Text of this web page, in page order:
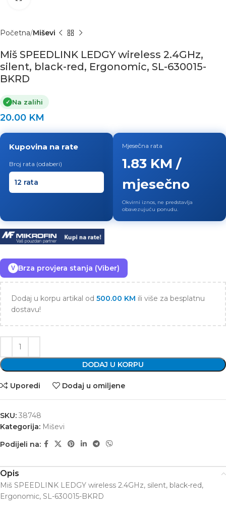
Početna Miševi
Miš SPEEDLINK LEDGY wireless 2.4GHz,
silent, black-red, Ergonomic, SL-630015-
BKRD
✓ Na zalihi
20.00 KM
Kupovina na rate
Broj rata (odaberi)
Mjesečna rata
1.83 KM /
mjesečno
Okvirni iznos, ne predstavlja
obavezujuću ponudu.
V Brza provjera stanja (Viber)
Dodaj u korpu artikal od 500.00 KM ili više za besplatnu
dostavu!
DODAJ U KORPU
Uporedi Dodaj u omiljene
SKU: 38748
Kategorija: Miševi
Podijeli na:
Opis
Miš SPEEDLINK LEDGY wireless 2.4GHz, silent, black-red,
Ergonomic, SL-630015-BKRD